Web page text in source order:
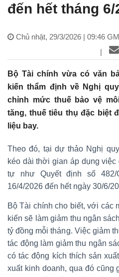
đến hết tháng 6/
Chủ nhật, 29/3/2026 | 09:46
|
Bộ Tài chính vừa có văn
kiến thẩm định về Nghị
chỉnh mức thuế bảo vệ
tăng, thuế tiêu thụ đặc biệt
liệu bay.
Theo đó, tại dự thảo Nghị
kéo dài thời gian áp dụng
tự như Quyết định số
16/4/2026 đến hết ngày 30/6/
Bộ Tài chính cho biết, với các
kiến sẽ làm giảm thu ngân
tỷ đồng mỗi tháng. Việc giảm
tác động làm giảm thu ngân
có tác động kích thích sản
xuất kinh doanh, qua đó cũng